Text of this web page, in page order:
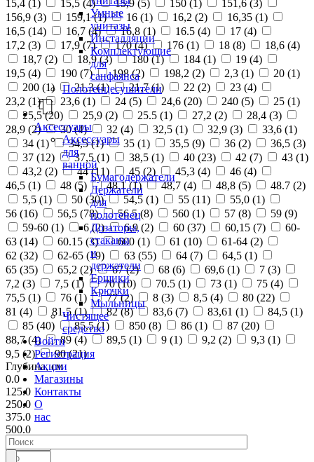
Умные
унитазы
Инсталляции
Комплектующие
для
санфаянса
Полотенцесушители
Аксессуары
Аксессуары
для
ванной
Бумагодержатели
Держатели
для
полотенец
Дозаторы,
стаканы
и
держатели
Ершики
Крючки
Мыльницы
Чистящее
средство
Войти
Регистрация
Акции
Магазины
Контакты
О
нас
15,4 (1 ) 15,5 (4) 15,9 (5) 150 (1 ) 151,6 (3)
156,9 (3) 159,1 (1) 16 (1) 16,2 (2) 16,35 (1)
16,5 (14) 16,7 (4) 16,8 (1) 16.5 (4) 17 (4)
17,2 (3) 17,9 (7) 170 (4) 176 (1) 18 (8) 18,6 (4)
18,7 (2) 18,9 (3) 180 (1) 184 (1) 19 (4)
19,5 (4) 190 (7) 198 (2) 198,2 (2) 2,3 (1) 20 (1)
200 (1) 21,3 (1) 21,7 (1) 22 (2) 23 (4)
23,2 (1) 23,6 (1) 24 (5) 24,6 (20) 240 (5) 25 (1)
25,5 (20) 25,9 (2) 25.5 (1) 27,2 (2) 28,4 (3)
28,9 (2) 30 (4) 32 (4) 32,5 (1) 32,9 (3) 33,6 (1)
34 (1) 34,5 (1) 35 (1) 35,5 (9) 36 (2) 36,5 (3)
37 (12) 37,5 (1) 38,5 (1) 40 (23) 42 (7) 43 (1)
43,2 (2) 44 (11) 45 (2) 45,3 (4) 46 (4)
46,5 (1) 48 (5) 48,1 (1) 48,7 (4) 48,8 (5) 48.7 (2)
5,5 (1) 50 (30) 54,5 (1) 55 (11) 55,0 (1)
56 (16) 56,5 (78) 56.5 (8) 560 (1) 57 (8) 59 (9)
59-60 (1) 6 (2) 6,9 (2) 60 (37) 60,15 (7)
60-
63 (14) 60.15 (3) 600 (1) 61 (10) 61-64 (2)
62 (32) 62-65 (19) 63 (55) 64 (7) 64,5 (1)
65 (35) 65,2 (2) 67 (2) 68 (6) 69,6 (1) 7 (3)
7,2 (3) 7,5 (1) 70 (10) 70.5 (1) 73 (1) 75 (4)
75,5 (1) 76 (1) 77 (2) 8 (3) 8,5 (4) 80 (22)
81 (4) 81,5 (1) 82 (8) 83,6 (7) 83,61 (1) 84,5 (1)
85 (40) 85,5 (1) 850 (8) 86 (1) 87 (20)
88,7 (4) 89 (4) 89,5 (1) 9 (1) 9,2 (2) 9,3 (1)
9,5 (2) 90 (21)
Глубина, см
0.0
125.0
250.0
375.0
500.0